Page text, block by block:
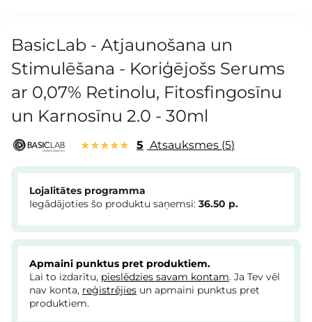
BasicLab - Atjaunošana un
Stimulēšana - Koriģējošs Serums
ar 0,07% Retinolu, Fitosfingosīnu
un Karnosīnu 2.0 - 30ml
5 Atsauksmes 5
Lojalitātes programma
Iegādājoties šo produktu saņemsi: 36.50 p.
Apmaini punktus pret produktiem.
Lai to izdarītu, pieslēdzies savam kontam. Ja Tev vēl
nav konta, reģistrējies un apmaini punktus pret
produktiem.